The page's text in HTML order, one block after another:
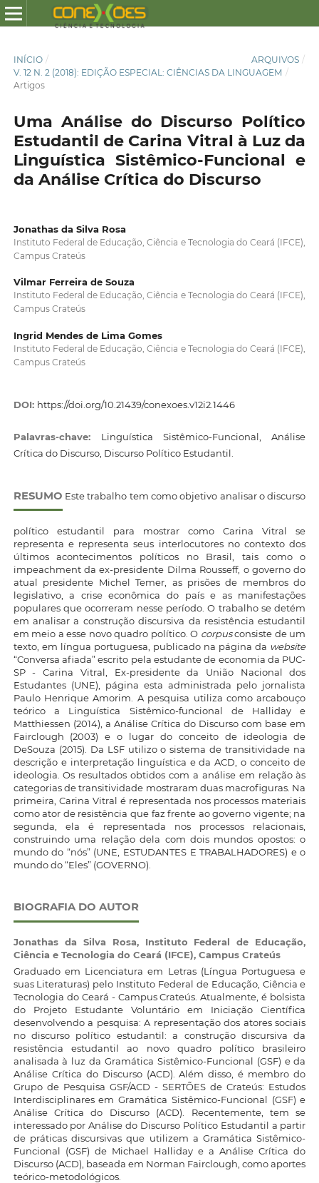
INÍCIO / ARQUIVOS /
V. 12 N. 2 (2018): EDIÇÃO ESPECIAL: CIÊNCIAS DA LINGUAGEM /
Artigos
Uma Análise do Discurso Político
Estudantil de Carina Vitral à Luz da
Linguística Sistêmico-Funcional e
da Análise Crítica do Discurso
Jonathas da Silva Rosa
Instituto Federal de Educação, Ciência e Tecnologia do Ceará (IFCE),
Campus Crateús
Vilmar Ferreira de Souza
Instituto Federal de Educação, Ciência e Tecnologia do Ceará (IFCE),
Campus Crateús
Ingrid Mendes de Lima Gomes
Instituto Federal de Educação, Ciência e Tecnologia do Ceará (IFCE),
Campus Crateús
DOI: https://doi.org/10.21439/conexoes.v12i2.1446
Palavras-chave: Linguística Sistêmico-Funcional, Análise
Crítica do Discurso, Discurso Político Estudantil.
RESUMO Este trabalho tem como objetivo analisar o discurso
político estudantil para mostrar como Carina Vitral se
representa e representa seus interlocutores no contexto dos
últimos acontecimentos políticos no Brasil, tais como o
impeachment da ex-presidente Dilma Rousseff, o governo do
atual presidente Michel Temer, as prisões de membros do
legislativo, a crise econômica do país e as manifestações
populares que ocorreram nesse período. O trabalho se detém
em analisar a construção discursiva da resistência estudantil
em meio a esse novo quadro político. O corpusconsiste de um
texto, em língua portuguesa, publicado na página da website
“Conversa afiada” escrito pela estudante de economia da PUC-
SP - Carina Vitral, Ex-presidente da União Nacional dos
Estudantes (UNE), página esta administrada pelo jornalista
Paulo Henrique Amorim. A pesquisa utiliza como arcabouço
teórico a Linguística Sistêmico-funcional de Halliday e
Matthiessen (2014), a Análise Crítica do Discurso com base em
Fairclough (2003) e o lugar do conceito de ideologia de
DeSouza (2015). Da LSF utilizo o sistema de transitividade na
descrição e interpretação linguística e da ACD, o conceito de
ideologia. Os resultados obtidos com a análise em relação às
categorias de transitividade mostraram duas macrofiguras. Na
primeira, Carina Vitral é representada nos processos materiais
como ator de resistência que faz frente ao governo vigente; na
segunda, ela é representada nos processos relacionais,
construindo uma relação dela com dois mundos opostos: o
mundo do “nós” (UNE, ESTUDANTES E TRABALHADORES) e o
mundo do “Eles” (GOVERNO).
BIOGRAFIA DO AUTOR
Jonathas da Silva Rosa, Instituto Federal de Educação,
Ciência e Tecnologia do Ceará (IFCE), Campus Crateús
Graduado em Licenciatura em Letras (Língua Portuguesa e
suas Literaturas) pelo Instituto Federal de Educação, Ciência e
Tecnologia do Ceará - Campus Crateús. Atualmente, é bolsista
do Projeto Estudante Voluntário em Iniciação Científica
desenvolvendo a pesquisa: A representação dos atores sociais
no discurso político estudantil: a construção discursiva da
resistência estudantil ao novo quadro político brasileiro
analisada à luz da Gramática Sistêmico-Funcional (GSF) e da
Análise Crítica do Discurso (ACD). Além disso, é membro do
Grupo de Pesquisa GSF/ACD - SERTÕES de Crateús: Estudos
Interdisciplinares em Gramática Sistêmico-Funcional (GSF) e
Análise Crítica do Discurso (ACD). Recentemente, tem se
interessado por Análise do Discurso Político Estudantil a partir
de práticas discursivas que utilizem a Gramática Sistêmico-
Funcional (GSF) de Michael Halliday e a Análise Crítica do
Discurso (ACD), baseada em Norman Fairclough, como aportes
teórico-metodológicos.